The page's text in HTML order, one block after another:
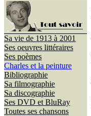
Sa vie de 1913 à 2001
Ses oeuvres littéraires
Ses poèmes
Charles et la peinture
Bibliographie
Sa filmographie
Sa discographie
Ses DVD et BluRay
Toutes ses chansons